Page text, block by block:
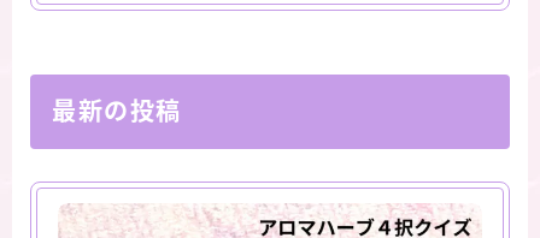
最新の投稿